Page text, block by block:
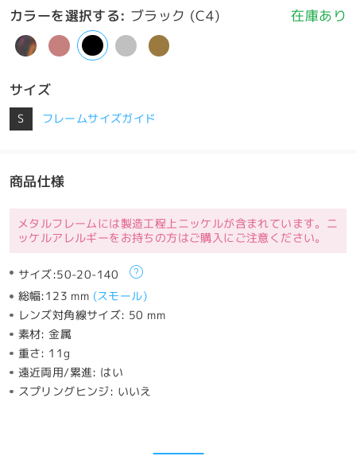
カラーを選択する: ブラック (C4) 在庫あり
サイズ
S フレームサイズガイド
商品仕様
メタルフレームには製造工程上ニッケルが含まれています。ニ
ッケルアレルギーをお持ちの方はご購入にご注意ください。
サイズ:50-20-140
総幅:123 mm (スモール)
レンズ対角線サイズ: 50 mm
素材:金属
重さ: 11g
遠近両用/累進: はい
スプリングヒンジ: いいえ